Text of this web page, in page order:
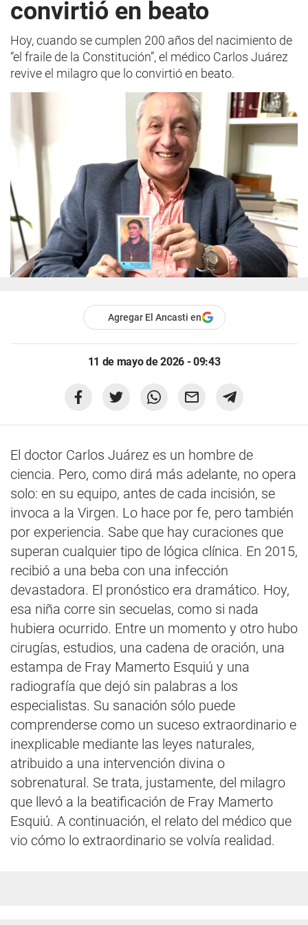
convirtió en beato
Hoy, cuando se cumplen 200 años del nacimiento de
“el fraile de la Constitución”, el médico Carlos Juárez
revive el milagro que lo convirtió en beato.
Agregar El Ancasti en
11 de mayo de 2026 - 09:43
El doctor Carlos Juárez es un hombre de
ciencia. Pero, como dirá más adelante, no opera
solo: en su equipo, antes de cada incisión, se
invoca a la Virgen. Lo hace por fe, pero también
por experiencia. Sabe que hay curaciones que
superan cualquier tipo de lógica clínica. En 2015,
recibió a una beba con una infección
devastadora. El pronóstico era dramático. Hoy,
esa niña corre sin secuelas, como si nada
hubiera ocurrido. Entre un momento y otro hubo
cirugías, estudios, una cadena de oración, una
estampa de Fray Mamerto Esquiú y una
radiografía que dejó sin palabras a los
especialistas. Su sanación sólo puede
comprenderse como un suceso extraordinario e
inexplicable mediante las leyes naturales,
atribuido a una intervención divina o
sobrenatural. Se trata, justamente, del milagro
que llevó a la beatificación de Fray Mamerto
Esquiú. A continuación, el relato del médico que
vio cómo lo extraordinario se volvía realidad.